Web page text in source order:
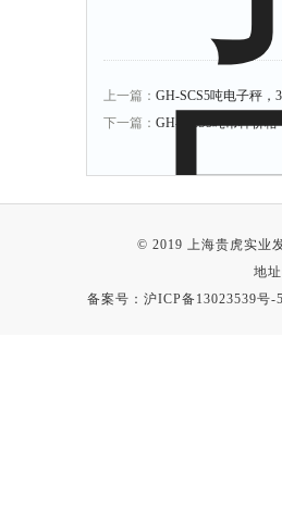
上一篇： GH-SCS5吨电子秤，
下一篇： GH-OCS5吨吊秤价
© 2019 上海贵虎实业
地
备案号：沪ICP备13023539号-